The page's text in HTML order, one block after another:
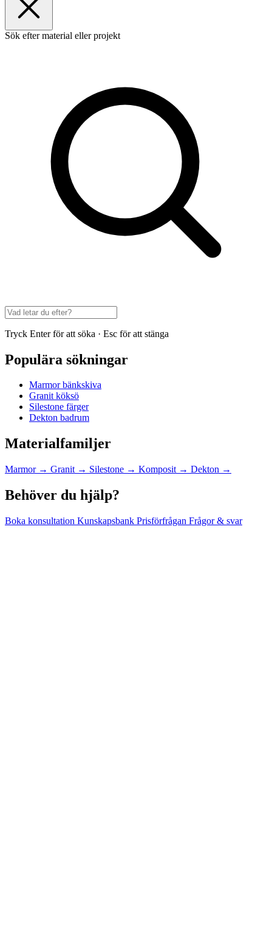
Sök efter material eller projekt
Tryck Enter för att söka · Esc för att stänga
Populära sökningar
Marmor bänkskiva
Granit köksö
Silestone färger
Dekton badrum
Materialfamiljer
Marmor → Granit → Silestone → Komposit → Dekton →
Behöver du hjälp?
Boka konsultation Kunskapsbank Prisförfrågan Frågor & svar